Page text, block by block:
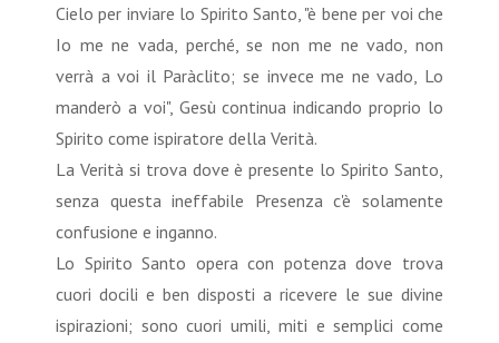
Cielo per inviare lo Spirito Santo, "è bene per voi che
Io me ne vada, perché, se non me ne vado, non
verrà a voi il Paràclito; se invece me ne vado, Lo
manderò a voi", Gesù continua indicando proprio lo
Spirito come ispiratore della Verità.
La Verità si trova dove è presente lo Spirito Santo,
senza questa ineffabile Presenza c'è solamente
confusione e inganno.
Lo Spirito Santo opera con potenza dove trova
cuori docili e ben disposti a ricevere le sue divine
ispirazioni; sono cuori umili, miti e semplici come